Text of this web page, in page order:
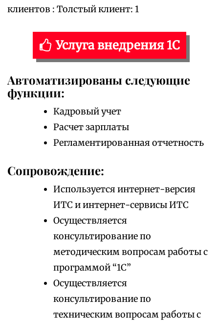
клиентов : Толстый клиент: 1
Услуга внедрения 1С
Автоматизированы следующие
функции:
Кадровый учет
Расчет зарплаты
Регламентированная отчетность
Сопровождение:
Используется интернет-версия
ИТС и интернет-сервисы ИТС
Осуществляется
консультирование по
методическим вопросам работы с
программой “1С”
Осуществляется
консультирование по
техническим вопросам работы с